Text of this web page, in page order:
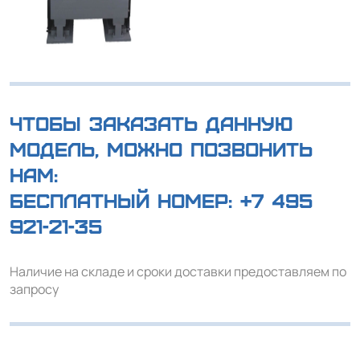
Чтобы заказать данную
модель, можно позвонить
нам:
Бесплатный номер: +7 495
921-21-35
Наличие на складе и сроки доставки предоставляем по
запросу